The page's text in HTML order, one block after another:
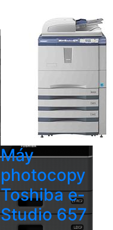
Máy
photocopy
Toshiba e-
Studio 657